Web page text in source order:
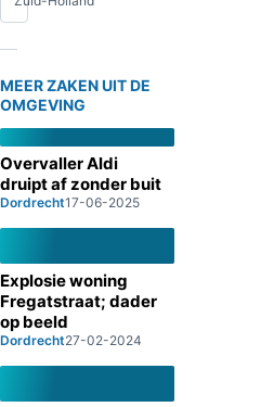
MEER ZAKEN UIT DE
OMGEVING
Overvaller Aldi
druipt af zonder buit
Dordrecht17-06-2025
Explosie woning
Fregatstraat; dader
op beeld
Dordrecht27-02-2024